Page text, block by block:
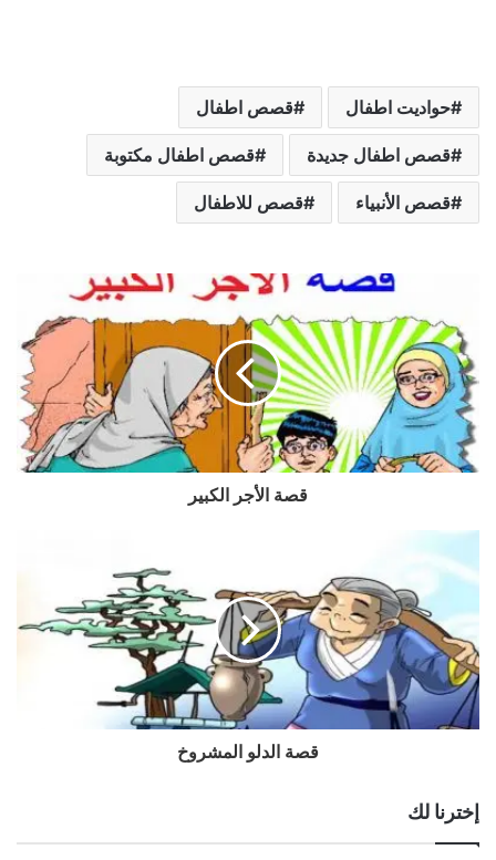
حواديت اطفال قصص اطفال
قصص اطفال جديدة قصص اطفال مكتوبة
قصص الأنبياء قصص للاطفال
قصة الأجر الكبير
قصة الدلو المشروخ
إخترنا لك